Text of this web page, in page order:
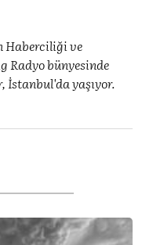
Haberciliği ve
Radyo bünyesinde
İstanbul'da yaşıyor.